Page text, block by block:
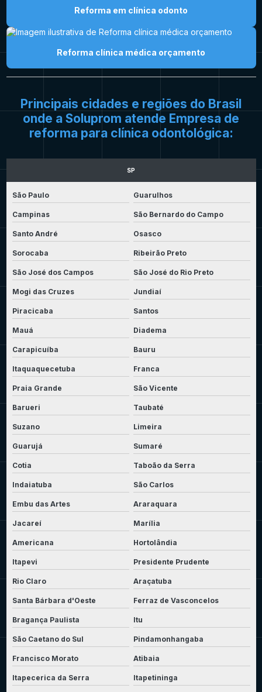
Reforma em clínica odonto
Reforma clínica médica orçamento
Principais cidades e regiões do Brasil
onde a Soluprom atende Empresa de
reforma para clínica odontológica:
SP
São Paulo Guarulhos
Campinas São Bernardo do Campo
Santo André Osasco
Sorocaba Ribeirão Preto
São José dos Campos São José do Rio Preto
Mogi das Cruzes Jundiaí
Piracicaba Santos
Mauá Diadema
Carapicuíba Bauru
Itaquaquecetuba Franca
Praia Grande São Vicente
Barueri Taubaté
Suzano Limeira
Guarujá Sumaré
Cotia Taboão da Serra
Indaiatuba São Carlos
Embu das Artes Araraquara
Jacareí Marília
Americana Hortolândia
Itapevi Presidente Prudente
Rio Claro Araçatuba
Santa Bárbara d'Oeste Ferraz de Vasconcelos
Bragança Paulista Itu
São Caetano do Sul Pindamonhangaba
Francisco Morato Atibaia
Itapecerica da Serra Itapetininga